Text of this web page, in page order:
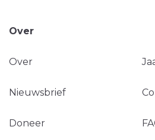
Over
Over
Nieuwsbrief
Doneer